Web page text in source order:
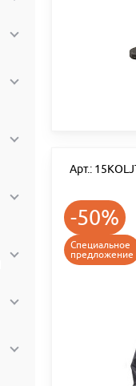
Арт.:
-50%
Специальное
предложение